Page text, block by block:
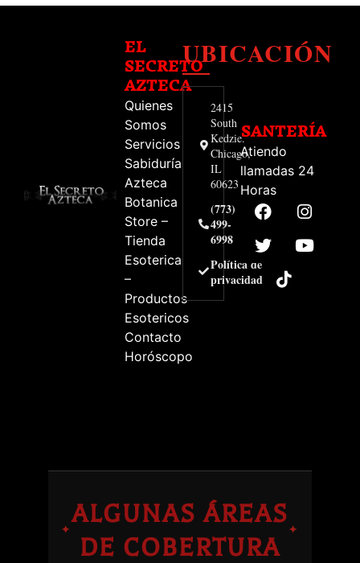
EL
SECRETO
AZTECA
Quienes
Somos
Servicios
Sabiduría
Azteca
Botanica
Store –
Tienda
Esoterica
–
Productos
Esotericos
Contacto
Horóscopo
UBICACIÓN
2415
South
Kedzie.
Chicago,
IL
60623
(773)
499-
6998
Política de
privacidad
SANTERÍA
Atiendo
llamadas 24
Horas
✦
ALGUNAS ÁREAS
DE COBERTURA
✦